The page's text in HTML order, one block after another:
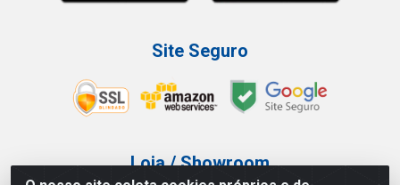
Site Seguro
Loja / Showroom